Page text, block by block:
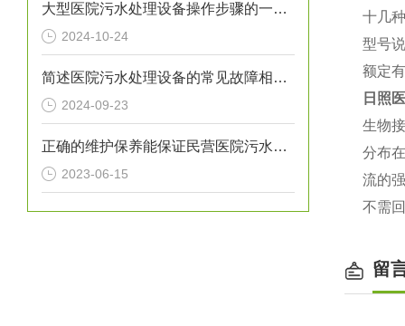
大型医院污水处理设备操作步骤的一般指南
2024-10-24
简述医院污水处理设备的常见故障相应解决方法
2024-09-23
正确的维护保养能保证民营医院污水处理设备正常运转
2023-06-15
十几
型号
额定
日照
生物
分布
流的
不需
留